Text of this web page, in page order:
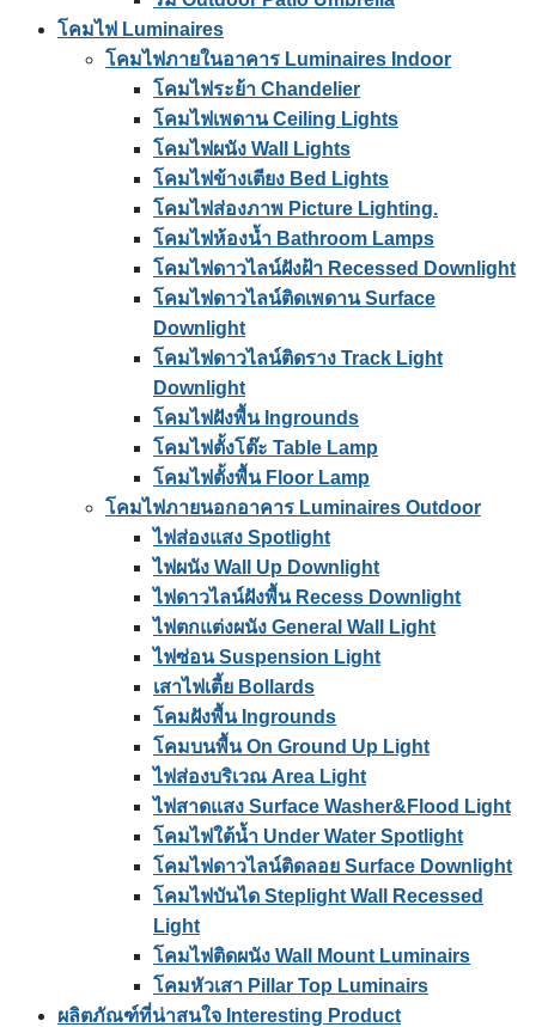
โคมไฟ Luminaires
โคมไฟภายในอาคาร Luminaires Indoor
โคมไฟระย้า Chandelier
โคมไฟเพดาน Ceiling Lights
โคมไฟผนัง Wall Lights
โคมไฟข้างเตียง Bed Lights
โคมไฟส่องภาพ Picture Lighting.
โคมไฟห้องน้ำ Bathroom Lamps
โคมไฟดาวไลน์ฝังฝ้า Recessed Downlight
โคมไฟดาวไลน์ติดเพดาน Surface
Downlight
โคมไฟดาวไลน์ติดราง Track Light
Downlight
โคมไฟฝังพื้น Ingrounds
โคมไฟตั้งโต๊ะ Table Lamp
โคมไฟตั้งพื้น Floor Lamp
โคมไฟภายนอกอาคาร Luminaires Outdoor
ไฟส่องแสง Spotlight
ไฟผนัง Wall Up Downlight
ไฟดาวไลน์ฝังพื้น Recess Downlight
ไฟตกแต่งผนัง General Wall Light
ไฟซ่อน Suspension Light
เสาไฟเตี้ย Bollards
โคมฝังพื้น Ingrounds
โคมบนพื้น On Ground Up Light
ไฟส่องบริเวณ Area Light
ไฟสาดแสง Surface Washer&Flood Light
โคมไฟใต้น้ำ Under Water Spotlight
โคมไฟดาวไลน์ติดลอย Surface Downlight
โคมไฟบันได Steplight Wall Recessed
Light
โคมไฟติดผนัง Wall Mount Luminairs
โคมหัวเสา Pillar Top Luminairs
ผลิตภัณฑ์ที่น่าสนใจ Interesting Product